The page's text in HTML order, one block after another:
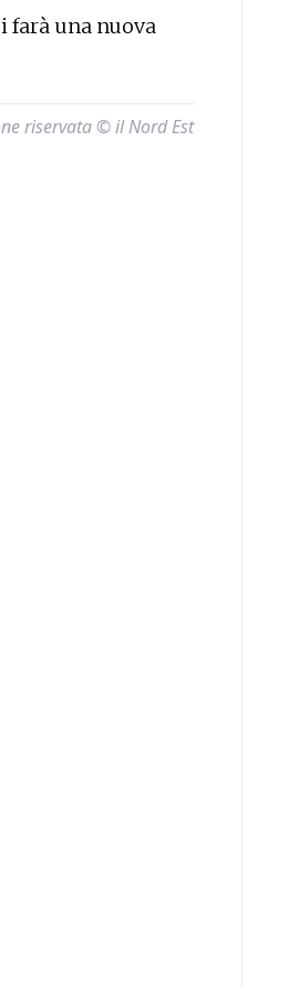
una nuova
riservata © il Nord Est